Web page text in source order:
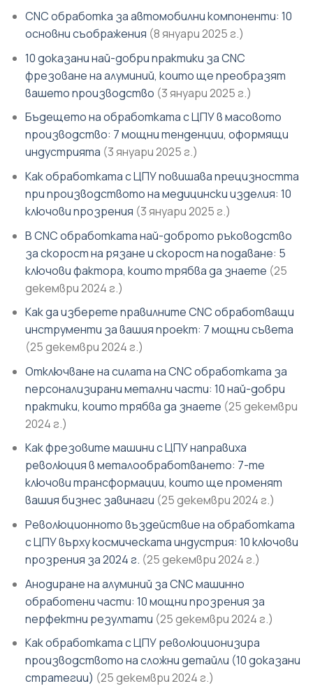
CNC обработка за автомобилни компоненти: 10
основни съображения (8 януари 2025 г.)
10 доказани най-добри практики за CNC
фрезоване на алуминий, които ще преобразят
вашето производство (3 януари 2025 г.)
Бъдещето на обработката с ЦПУ в масовото
производство: 7 мощни тенденции, оформящи
индустрията (3 януари 2025 г.)
Как обработката с ЦПУ повишава прецизността
при производството на медицински изделия: 10
ключови прозрения (3 януари 2025 г.)
В CNC обработката най-доброто ръководство
за скорост на рязане и скорост на подаване: 5
ключови фактора, които трябва да знаете (25
декември 2024 г.)
Как да изберете правилните CNC обработващи
инструменти за вашия проект: 7 мощни съвета
(25 декември 2024 г.)
Отключване на силата на CNC обработката за
персонализирани метални части: 10 най-добри
практики, които трябва да знаете (25 декември
2024 г.)
Как фрезовите машини с ЦПУ направиха
революция в металообработването: 7-те
ключови трансформации, които ще променят
вашия бизнес завинаги (25 декември 2024 г.)
Революционното въздействие на обработката
с ЦПУ върху космическата индустрия: 10 ключови
прозрения за 2024 г. (25 декември 2024 г.)
Анодиране на алуминий за CNC машинно
обработени части: 10 мощни прозрения за
перфектни резултати (25 декември 2024 г.)
Как обработката с ЦПУ революционизира
производството на сложни детайли (10 доказани
стратегии) (25 декември 2024 г.)